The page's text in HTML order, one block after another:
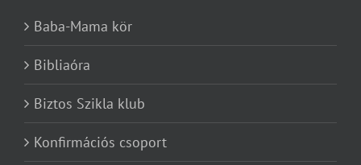
Baba-Mama kör
Bibliaóra
Biztos Szikla klub
Konfirmációs csoport